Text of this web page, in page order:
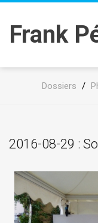
Frank
Dossiers /
2016-08-29 :